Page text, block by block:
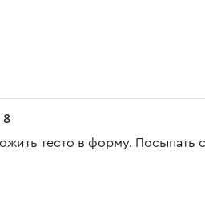
8
тесто в форму. Посыпать